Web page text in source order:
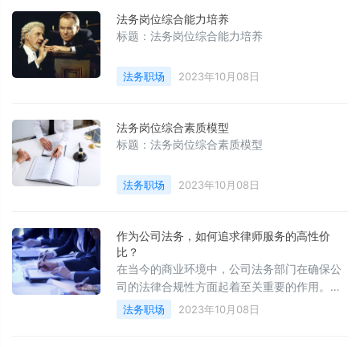
法务岗位综合能力培养
标题：法务岗位综合能力培养
法务职场 2023年10月08日
法务岗位综合素质模型
标题：法务岗位综合素质模型
法务职场 2023年10月08日
作为公司法务，如何追求律师服务的高性价
比？
在当今的商业环境中，公司法务部门在确保公
司的法律合规性方面起着至关重要的作用。然
而，随着法律服务的日益复杂和昂贵，公司法
务部门需要寻求更有效的方式来追求律师服务
法务职场 2023年10月08日